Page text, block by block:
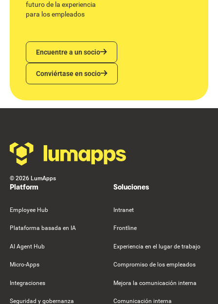
futuro de la experiencia
para los empleados
Encuentre a un socio
Encuentre a un socio
Conviértase en socio
Conviértase en socio
© 2026 LumApps
Platform
Employee Hub
Plataforma basada en IA
AI Agent Hub
Micro-Apps
Integraciones
Seguridad y gobernanza
Soluciones
Intranet
Frontline
Experiencia en el lugar de trabajo
Compromiso de los empleados
Mejora la comunicación interna
Comunicación interna